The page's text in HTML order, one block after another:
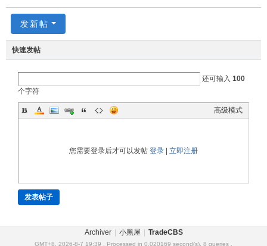
发新帖
快速发帖
还可输入 100
个字符
高级模式
您需要登录后才可以发帖 登录 立即注册
发表帖子
Archiver 小黑屋 TradeCBS
GMT+8, 2026-8-7 19:39 , Processed in 0.020169 second(s), 8 queries .